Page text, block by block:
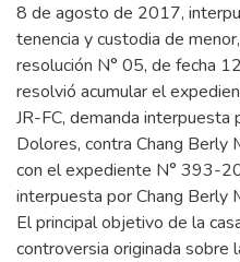
8 de agosto de 2017,
tenencia y custodia de
resolución N° 05, de fecha
resolvió acumular el
JR-FC, demanda interpuesta
Dolores, contra Chang Berly
con el expediente N° 393-
interpuesta por Chang Berly
El principal objetivo de la
controversia originada sobre